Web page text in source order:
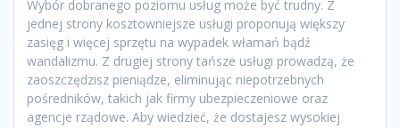
Wybór dobranego poziomu usług może być trudny. Z
jednej strony kosztowniejsze usługi proponują większy
zasięg i więcej sprzętu na wypadek włamań bądź
wandalizmu. Z drugiej strony tańsze usługi prowadzą, że
zaoszczędzisz pieniądze, eliminując niepotrzebnych
pośredników, takich jak firmy ubezpieczeniowe oraz
agencje rządowe. Aby wiedzieć, że dostajesz wysokiej